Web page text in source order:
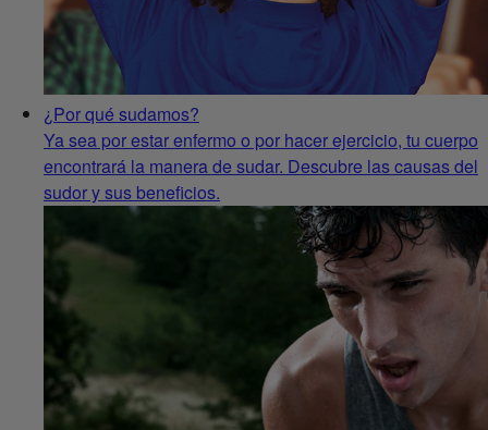
¿Por qué sudamos?
Ya sea por estar enfermo o por hacer ejercicio, tu cuerpo
encontrará la manera de sudar. Descubre las causas del
sudor y sus beneficios.